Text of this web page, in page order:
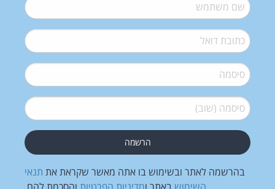
שם משתמש*
דואל*
סיסמה*
סיסמה (שוב)*
בהרשמה לאתר ובשימוש בו אתה מאשר שקראת את תנאי